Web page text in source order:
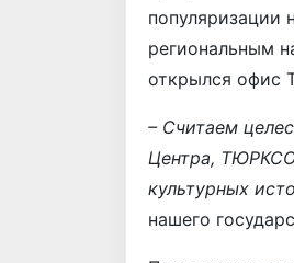
популяризации
региональным
открылся офис
– Считаем
Центра,
культурных
нашего